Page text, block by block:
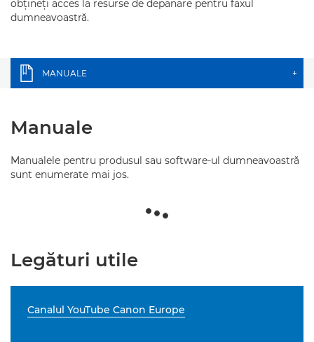
obţineţi acces la resurse de depanare pentru faxul
dumneavoastră.
MANUALE +
Manuale
Manualele pentru produsul sau software-ul dumneavoastră
sunt enumerate mai jos.
Legături utile
Canalul YouTube Canon Europe